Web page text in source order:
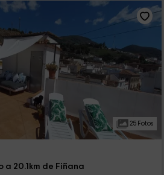
25 Fotos
20.1km de Fiñana